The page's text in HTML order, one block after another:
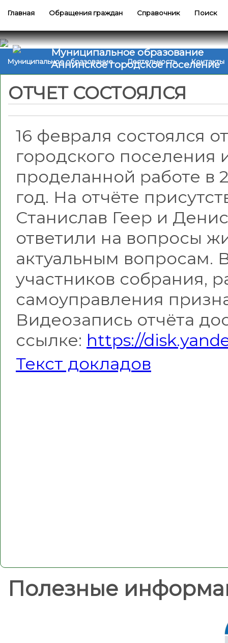
Главная Обращения граждан Справочник Поиск
Муниципальное образование
Аннинское городское поселение
Муниципальное образование Деятельность Контакты
ОТЧЕТ СОСТОЯЛСЯ
16 февраля состоялся
городского поселения
проделанной работе в
год. На отчёте
Станислав Геер и
ответили на вопросы
актуальным вопросам.
участников собрания,
самоуправления
Видеозапись отчёта
ссылке: https://
Текст докладов
Полезные